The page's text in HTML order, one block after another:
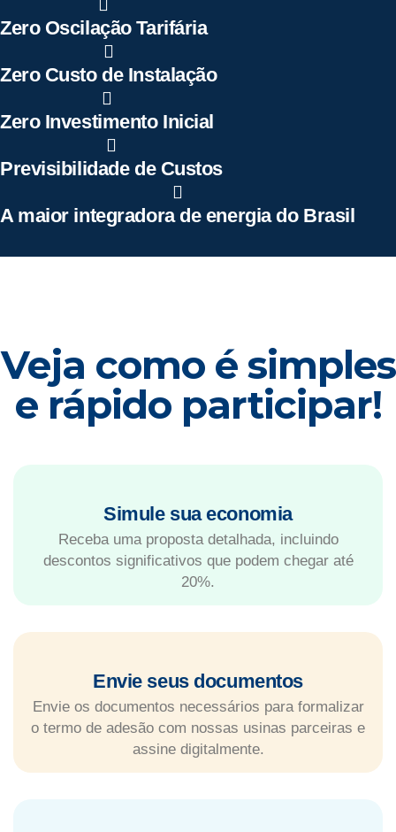
Zero Oscilação Tarifária
Zero Custo de Instalação
Zero Investimento Inicial
Previsibilidade de Custos
A maior integradora de energia do Brasil
Veja como é simples
e rápido participar!
Simule sua economia
Receba uma proposta detalhada, incluindo
descontos significativos que podem chegar até
20%.
Envie seus documentos
Envie os documentos necessários para formalizar
o termo de adesão com nossas usinas parceiras e
assine digitalmente.